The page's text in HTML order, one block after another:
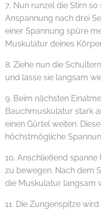
7. Nun runzel die Stirn
Anspannung nach drei
einer Spannung spüre
Muskulatur deines
8. Ziehe nun die
und lasse sie langsam
9. Beim nächsten
Bauchmuskulatur stark
einen Gürtel weiten.
höchstmögliche
10. Anschließend
zu bewegen. Nach dem
die Muskulatur langsam
11. Die Zungenspitze